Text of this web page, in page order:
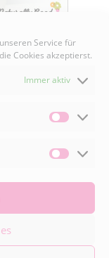
Service für
Cookies akzeptierst.
Immer aktiv